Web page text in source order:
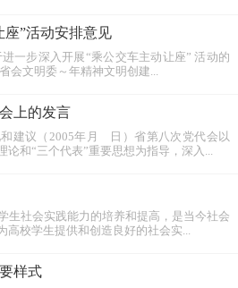
座”活动安排意见
一步深入开展“乘公交车主动让座” 活动的
会文明委～年精神文明创建...
上的发言
建议（2005年月 日）省第八次党代会以
论和“三个代表”重要思想为指导，深入...
生社会实践能力的培养和提高，是当今社会
高校学生提供和创造良好的社会实...
样式